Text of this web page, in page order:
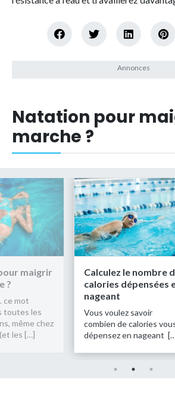
Natation pour
marche ?
maigrir
?
ce mot
toutes les
même chez
les […]
Calculez le nombre
calories dépensées
nageant
Vous voulez savoir
combien de calories
dépensez en nageant